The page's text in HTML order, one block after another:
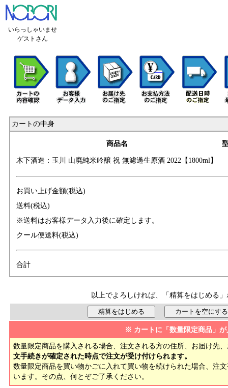
いらっしゃいませ
ゲストさん
カートの中身
商品名
木下酒造：玉川 山廃純米吟醸 祝 無濾過生原酒 2022【 1800ml】
お買い上げ金額(税込)
送料(税込)
※送料はお客様データ入力後に確定します。
クール便送料(税込)
合計
以上でよろしければ、「精算をはじめる
※ カートに「数量限定商品」
数量限定商品を購入される場合、注文される方の住所、お届け先
文手続きが確定された時点で注文が受け付けられます。
数量限定商品を買い物かごに入れて買い物を続けられた場合、注
います。その点、何とぞご了承ください。